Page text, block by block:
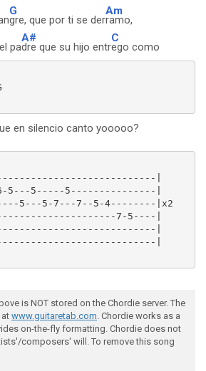
G
gre, que por ti se der
Am
ramo,
pa
A#
dre que su hijo entr
C
ego como
en silencio canto yooooo?
|
5---5-----5---------------|
5---5-7---7--5-4--------|x2
7-5----|
|
|
is NOT stored on the Chordie server. The
www.guitaretab.com. Chordie works as a
on-the-fly formatting. Chordie does not
composers' will. To remove this song